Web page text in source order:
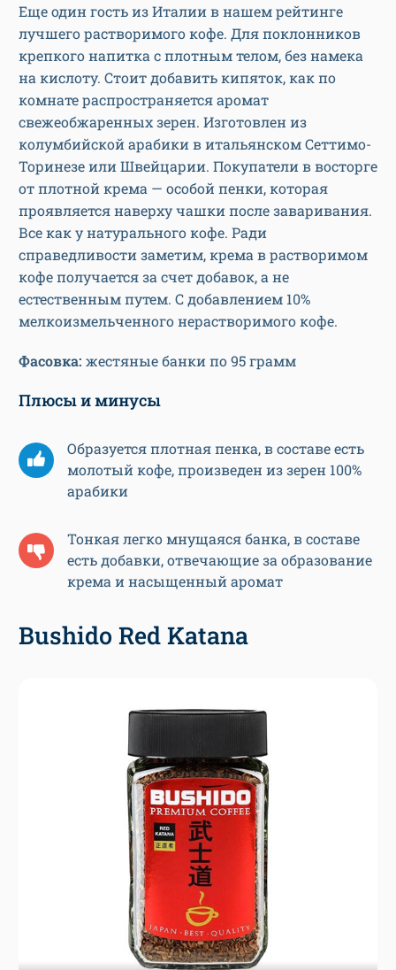
Еще один гость из Италии в нашем рейтинге
лучшего растворимого кофе. Для поклонников
крепкого напитка с плотным телом, без намека
на кислоту. Стоит добавить кипяток, как по
комнате распространяется аромат
свежеобжаренных зерен. Изготовлен из
колумбийской арабики в итальянском Сеттимо-
Торинезе или Швейцарии. Покупатели в восторге
от плотной крема — особой пенки, которая
проявляется наверху чашки после заваривания.
Все как у натурального кофе. Ради
справедливости заметим, крема в растворимом
кофе получается за счет добавок, а не
естественным путем. С добавлением 10%
мелкоизмельченного нерастворимого кофе.
Фасовка: жестяные банки по 95 грамм
Плюсы и минусы
Образуется плотная пенка, в составе есть
молотый кофе, произведен из зерен 100%
арабики
Тонкая легко мнущаяся банка, в составе
есть добавки, отвечающие за образование
крема и насыщенный аромат
Bushido Red Katana